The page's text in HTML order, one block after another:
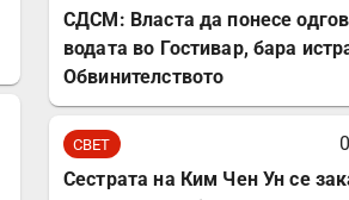
СДСМ: Власта да понесе
водата во Гостивар, бара
Обвинителството
СВЕТ
Сестрата на Ким Чен Ун се